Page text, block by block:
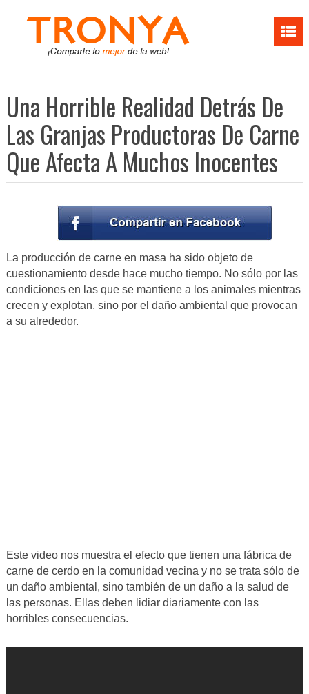
Una Horrible Realidad Detrás De
Las Granjas Productoras De Carne
Que Afecta A Muchos Inocentes
La producción de carne en masa ha sido objeto de
cuestionamiento desde hace mucho tiempo. No sólo por las
condiciones en las que se mantiene a los animales mientras
crecen y explotan, sino por el daño ambiental que provocan
a su alrededor.
Este video nos muestra el efecto que tienen una fábrica de
carne de cerdo en la comunidad vecina y no se trata sólo de
un daño ambiental, sino también de un daño a la salud de
las personas. Ellas deben lidiar diariamente con las
horribles consecuencias.